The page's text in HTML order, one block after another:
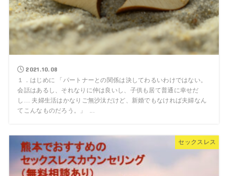
2021.10.08
１．はじめに 「パートナーとの関係は決してわるいわけではない。
会話はあるし、それなりに仲は良いし、子供も居て普通に幸せだ
し… 夫婦生活はかなりご無沙汰だけど、新婚でもなければ夫婦なん
てこんなものだろう。」 ...
セックスレス